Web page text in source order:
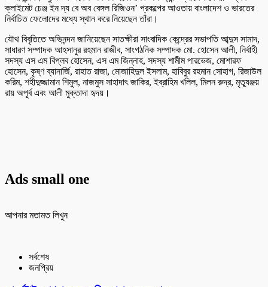
ক্লাইমেট চেঞ্জ ইন দ্য বে অব বেঙ্গল রিজিওন’ প্রকল্পের আওতায় বাংলাদেশ ও ভারতের
নির্বাচিত ফেলোদের মধ্যে স্থান করে নিয়েছেন তাঁরা।
যৌথ বিবৃতিতে অভিনন্দন জানিয়েছেন সাতক্ষীরা সাংবাদিক কেন্দ্রের সভাপতি আব্দুস সামাদ,
সাধারণ সম্পাদক আহসানুর রহমান রাজীব, সাংগঠনিক সম্পাদক মো. হোসেন আলী, নির্বাহী
সদস্য এস এম বিপ্লব হোসেন, এস এম জিন্নাহ, সদস্য শামীম পারভেজ, মোশারফ
হোসেন, কৃষ্ণ ব্যানার্জি, রাহাত রাজা, মোজাহিদুল ইসলাম, হাবিবুর রহমান সোহাগ, রিজাউল
করিম, শহীদুজ্জামান শিমুল, নাজমুস সাহাদাৎ জাকির, ইব্রাহিম খলিল, মিলন রুদ্র, মৃত্যুঞ্জয়
রায় অপূর্ব এবং আলী মুক্তাদা হৃদয়।
Ads small one
আপনার মতামত লিখুন
সর্বশেষ
জনপ্রিয়